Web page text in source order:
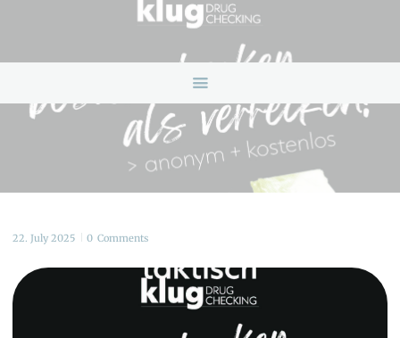
INFOS & LINKS
NEWS
KONTAKTDATEN
22. July 2025 0 Comments